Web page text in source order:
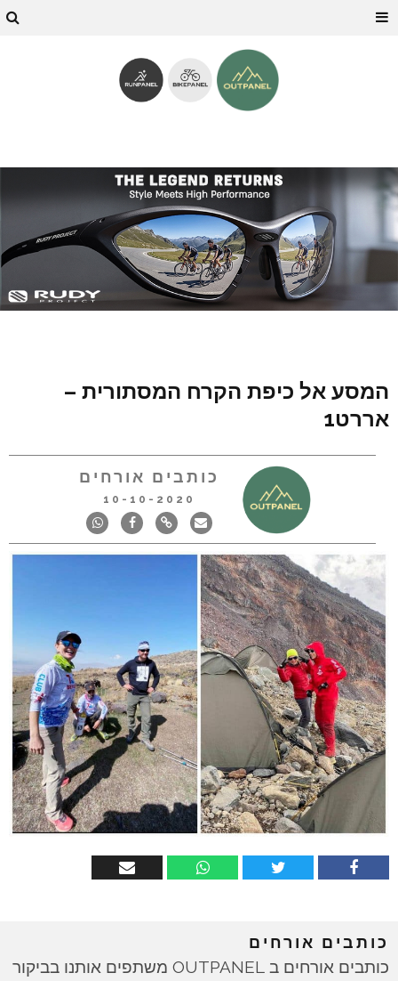
המסע אל כיפת הקרח המסתורית –
אררט1
כותבים אורחים
10-10-2020
כותבים אורחים
כותבים אורחים ב OUTPANEL משתפים אותנו בביקור